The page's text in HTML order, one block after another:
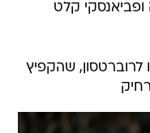
קלט
לרוברטסון, שהקפיץ